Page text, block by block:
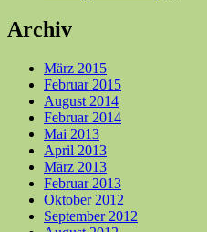
Archiv
März 2015
Februar 2015
August 2014
Februar 2014
Mai 2013
April 2013
März 2013
Februar 2013
Oktober 2012
September 2012